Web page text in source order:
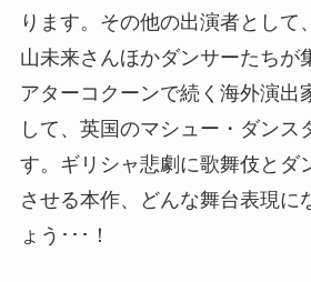
ります。その他の出演者として
山未来さんほかダンサーたちが
アターコクーンで続く海外演出
して、英国のマシュー・ダンス
す。ギリシャ悲劇に歌舞伎とダ
させる本作、どんな舞台表現に
ょう･･･！